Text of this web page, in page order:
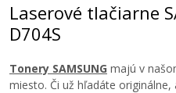
Laserové tlačiarne
D704S
Tonery SAMSUNG majú v
miesto. Či už hľadáte